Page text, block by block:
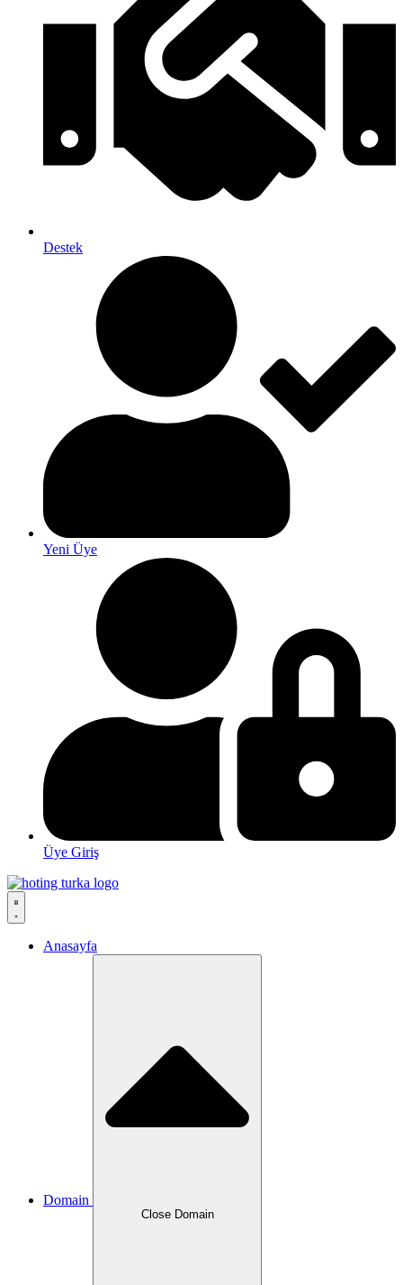
Destek
Yeni Üye
Üye Giriş
Anasayfa
Domain
Close Domain